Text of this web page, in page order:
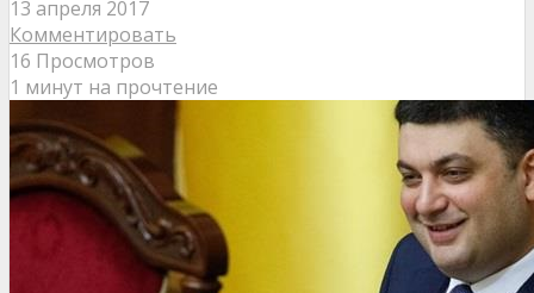
13 апреля 2017
Комментировать
16 Просмотров
1 минут на прочтение